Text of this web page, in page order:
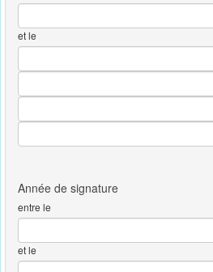
et le
entre le
et le